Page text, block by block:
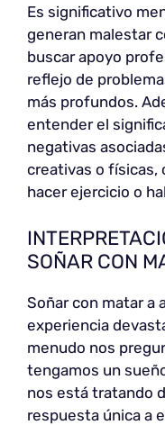
Es significativo
generan malestar
buscar apoyo
reflejo de
más profundos.
entender el
negativas
creativas o físicas,
hacer ejercicio o
SOÑAR CON
Soñar con matar a
experiencia
menudo nos
tengamos un
nos está tratando
respuesta única a